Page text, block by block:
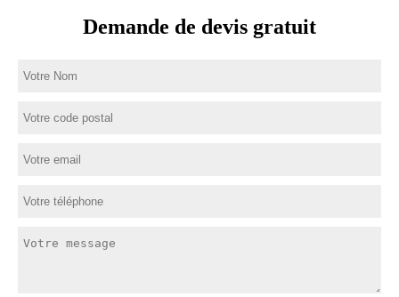
Demande de devis gratuit